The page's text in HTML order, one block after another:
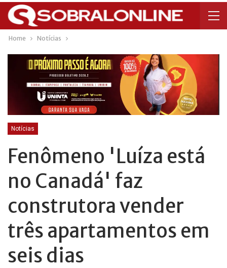
Home Notícias
Notícias
Fenômeno 'Luíza está
no Canadá' faz
construtora vender
três apartamentos em
seis dias